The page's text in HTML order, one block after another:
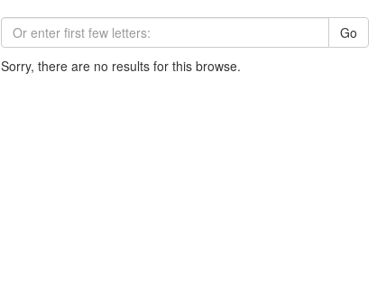
Go
Sorry, there are no results for this browse.